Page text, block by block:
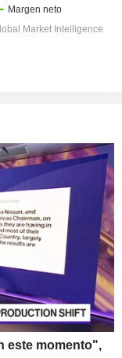
este momento",